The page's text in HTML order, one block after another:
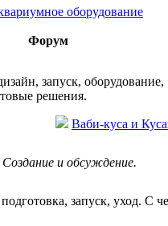
оборудование
Форум
запуск, оборудование,
решения.
Ваби-куса и
и обсуждение.
запуск, уход. С